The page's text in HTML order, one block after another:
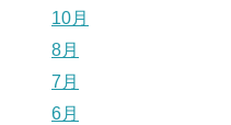
10月
8月
7月
6月